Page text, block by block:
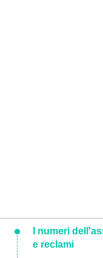
I numeri
e reclami